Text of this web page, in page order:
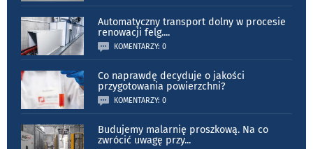
Automatyczny transport dolny w procesie
renowacji felg....
KOMENTARZY: 0
Co naprawdę decyduje o jakości
przygotowania powierzchni?
KOMENTARZY: 0
Budujemy malarnię proszkową. Na co
zwrócić uwagę przy...